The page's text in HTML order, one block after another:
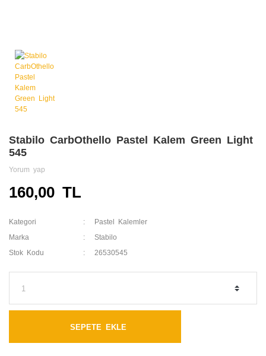
Stabilo CarbOthello Pastel Kalem Green Light
545
Yorum yap
160,00 TL
Kategori Pastel Kalemler
Marka Stabilo
Stok Kodu 26530545
SEPETE EKLE